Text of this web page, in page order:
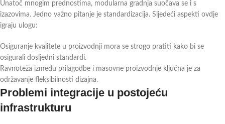
Unatoč mnogim prednostima, modularna gradnja suočava se i s
izazovima. Jedno važno pitanje je standardizacija. Sljedeći aspekti ovdje
igraju ulogu:
Osiguranje kvalitete u proizvodnji mora se strogo pratiti kako bi se
osigurali dosljedni standardi.
Ravnoteža između prilagodbe i masovne proizvodnje ključna je za
održavanje fleksibilnosti dizajna.
Problemi integracije u postojeću
infrastrukturu